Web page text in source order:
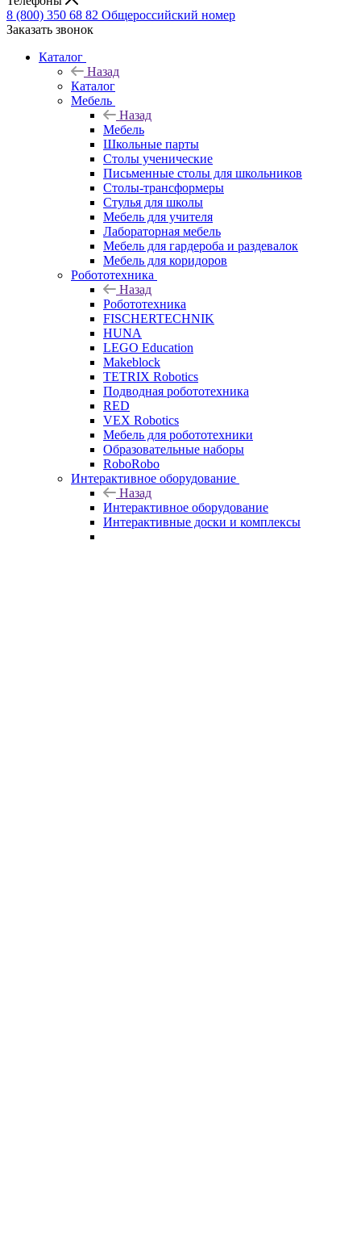
8 (800) 350 68 82 Общероссийский номер
Заказать звонок
Каталог
Назад
Каталог
Мебель
Назад
Мебель
Школьные парты
Столы ученические
Письменные столы для школьников
Столы-трансформеры
Стулья для школы
Мебель для учителя
Лабораторная мебель
Мебель для гардероба и раздевалок
Мебель для коридоров
Робототехника
Назад
Робототехника
FISCHERTECHNIK
HUNA
LEGO Education
Makeblock
TETRIX Robotics
Подводная робототехника
RED
VEX Robotics
Мебель для робототехники
Образовательные наборы
RoboRobo
Интерактивное оборудование
Назад
Интерактивное оборудование
Интерактивные доски и комплексы